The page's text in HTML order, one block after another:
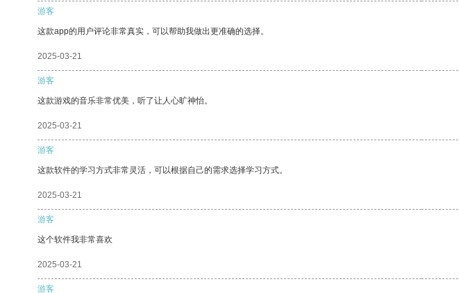
游客
这款app的用户评论非常真实，可以帮助我做出更准确的选择。
2025-03-21
游客
这款游戏的音乐非常优美，听了让人心旷神怡。
2025-03-21
游客
这款软件的学习方式非常灵活，可以根据自己的需求选择学习方式。
2025-03-21
游客
这个软件我非常喜欢
2025-03-21
游客